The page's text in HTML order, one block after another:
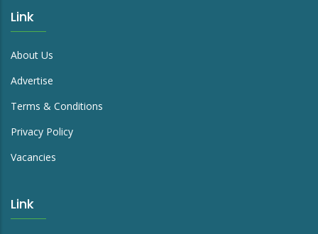
Link
About Us
Advertise
Terms & Conditions
Privacy Policy
Vacancies
Link